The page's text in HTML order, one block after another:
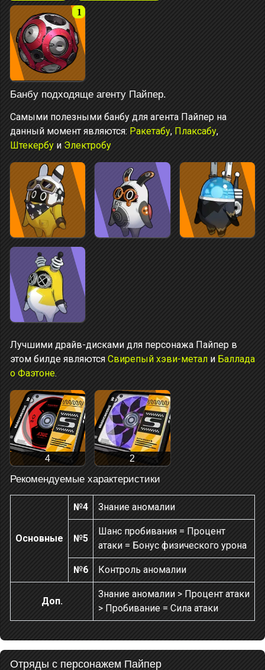
1
Банбу подходяще агенту Пайпер.
Самыми полезными банбу для агента Пайпер на
данный момент являются: Ракетабу, Плаксабу,
Штекербу и Электробу
Лучшими драйв-дисками для персонажа Пайпер в
этом билде являются Свирепый хэви-метал и Баллада
о Фаэтоне.
4 2
Рекомендуемые характеристики
Основные
№4 Знание аномалии
№5
Шанс пробивания = Процент
атаки = Бонус физического урона
№6 Контроль аномалии
Доп.
Знание аномалии > Процент атаки
> Пробивание = Сила атаки
Отряды с персонажем Пайпер